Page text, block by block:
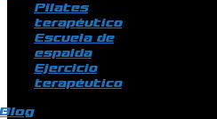
Pilates
terapéutico
Escuela de
espalda
Ejercicio
terapéutico